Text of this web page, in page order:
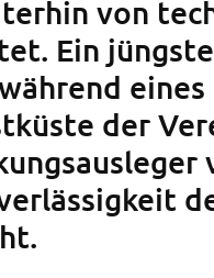
von
Ein
der